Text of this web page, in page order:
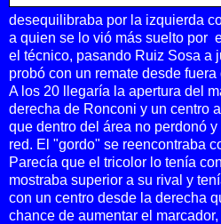
desequilibraba por la izquierda
a quien se lo vió más suelto por
el técnico, pasando Ruiz Sosa a
probó con un remate desde fuera
A los 20 llegaría la apertura del
derecha de Ronconi y un centro
que dentro del área no perdonó
red. El "gordo" se reencontraba
Parecía que el tricolor lo tenía
mostraba superior a su rival y
con un centro desde la derecha
chance de aumentar el